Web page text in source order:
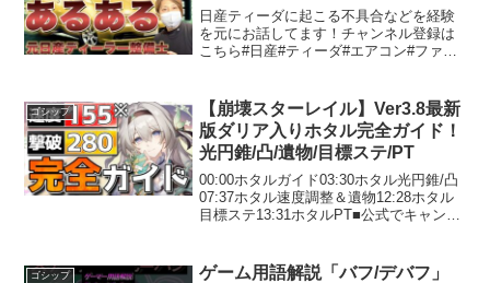
日産ティーダに起こる不具合などを経験
を元にお話してます！チャンネル登録は
こちら#日産#ティーダ#エアコン#ファン
コンパクトカーとして多くのユーザーに
支持されています。...
ゴシップ
【崩壊スターレイル】Ver3.8最新
版ダリア入りホタル完全ガイド！
光円錐/凸/遺物/目標ステ/PT
00:00ホタルガイド03:30ホタル光円錐/凸
07:37ホタル速度調整＆遺物12:28ホタル
目標ステ13:31ホタルPT■公式でキャンペ
から■スター...
ゴシップ
ゲーム用語解説「バフ/デバフ」